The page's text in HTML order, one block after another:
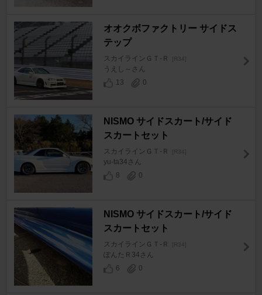
オオクボファクトリー サイドス
テップ
スカイラインＧＴ‐Ｒ [R34]
うえし～さん
13
0
NISMO サイドスカート/サイド
スカートセット
スカイラインＧＴ‐Ｒ [R34]
yu-ta34さん
8
0
NISMO サイドスカート/サイド
スカートセット
スカイラインＧＴ‐Ｒ [R34]
ぽんたＲ34さん
6
0